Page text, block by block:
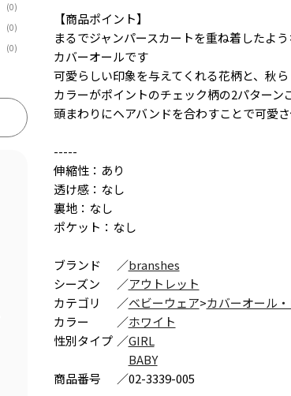
(0)
(0)
(0)
【商品ポイント】
まるでジャンパースカートを重ね着したよ
カバーオールです
可愛らしい印象を与えてくれる花柄と、秋
カラーがポイントのチェック柄の2パターン
頭まわりにヘアバンドを合わすことで可愛
-----
伸縮性：あり
透け感：なし
裏地：なし
ポケット：なし
ブランド ／branshes
シーズン
／アウトレット
カテゴリ
／ベビーウェア>カバーオール
カラー
／ホワイト
性別タイプ ／GIRL
BABY
商品番号
／02-3339-005